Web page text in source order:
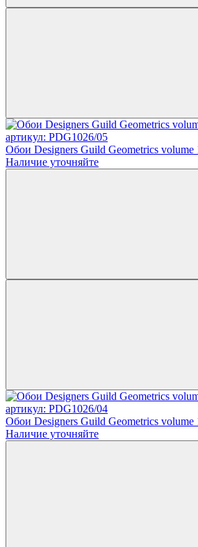
артикул: PDG1026/05
Обои Designers Guild Geometrics volume
Наличие уточняйте
артикул: PDG1026/04
Обои Designers Guild Geometrics volume
Наличие уточняйте